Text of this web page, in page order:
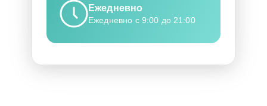
Ежедневно
Ежедневно с 9:00 до 21:00